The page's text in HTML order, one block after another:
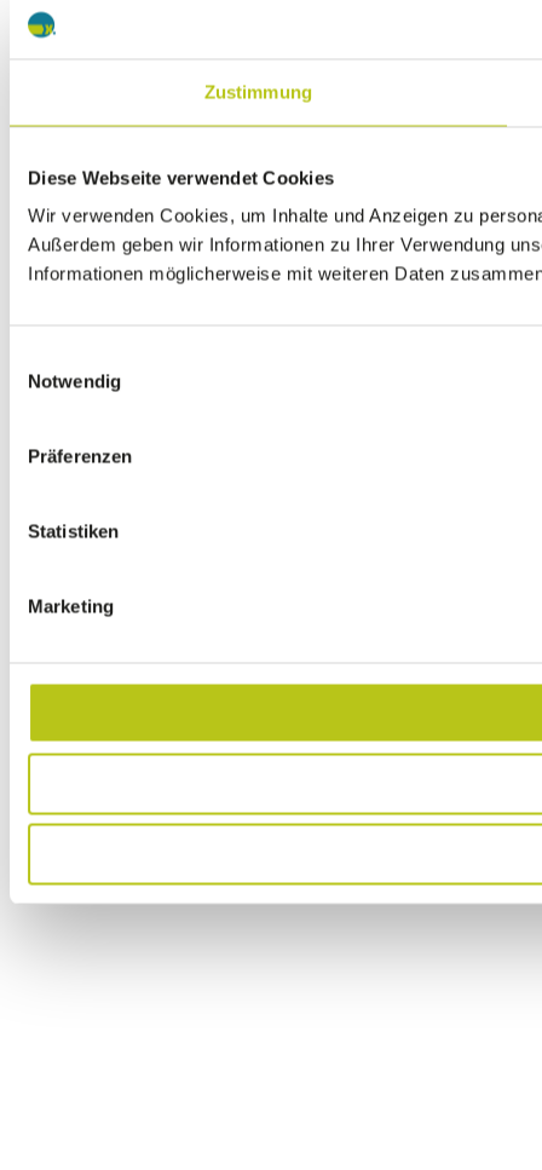
Zustimmung
Diese Webseite verwendet Cookies
Wir verwenden Cookies, um Inhalte und Anzeigen zu
Außerdem geben wir Informationen zu Ihrer Verwendung
Informationen möglicherweise mit weiteren Daten
Notwendig
Präferenzen
Statistiken
Marketing